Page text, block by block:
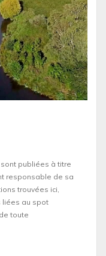
publiées à titre
responsable de sa
trouvées ici,
liées au spot
toute